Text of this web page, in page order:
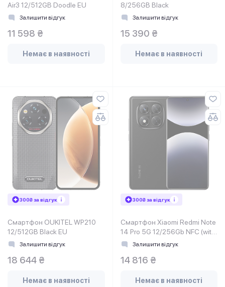
Air3 12/512GB Doodle EU
Залишити відгук
11 598 ₴
Немає в наявності
8/256GB Black
Залишити відгук
15 390 ₴
Немає в наявності
300₴ за відгук
Смартфон OUKITEL WP210
12/512GB Black EU
Залишити відгук
18 644 ₴
Немає в наявності
300₴ за відгук
Смартфон Xiaomi Redmi Note
14 Pro 5G 12/256Gb NFC (with
charger) Black EU
Залишити відгук
14 816 ₴
Немає в наявності